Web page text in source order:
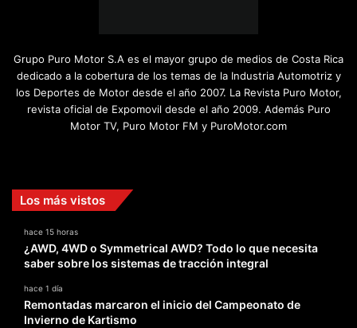
Grupo Puro Motor S.A es el mayor grupo de medios de Costa Rica
dedicado a la cobertura de los temas de la Industria Automotriz y
los Deportes de Motor desde el año 2007. La Revista Puro Motor,
revista oficial de Expomovil desde el año 2009. Además Puro
Motor TV, Puro Motor FM y PuroMotor.com
Los más vistos
hace 15 horas
¿AWD, 4WD o Symmetrical AWD? Todo lo que necesita
saber sobre los sistemas de tracción integral
hace 1 día
Remontadas marcaron el inicio del Campeonato de
Invierno de Kartismo